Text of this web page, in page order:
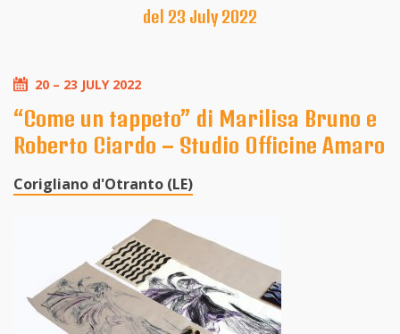
del 23 July 2022
20 – 23 JULY 2022
“Come un tappeto” di Marilisa Bruno e
Roberto Ciardo – Studio Officine Amaro
Corigliano d'Otranto (LE)